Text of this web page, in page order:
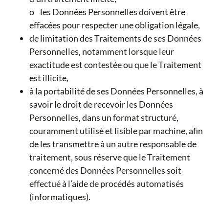
o les Données Personnelles doivent être
effacées pour respecter une obligation légale,
de limitation des Traitements de ses Données
Personnelles, notamment lorsque leur
exactitude est contestée ou que le Traitement
est illicite,
à la portabilité de ses Données Personnelles, à
savoir le droit de recevoir les Données
Personnelles, dans un format structuré,
couramment utilisé et lisible par machine, afin
de les transmettre à un autre responsable de
traitement, sous réserve que le Traitement
concerné des Données Personnelles soit
effectué à l’aide de procédés automatisés
(informatiques).